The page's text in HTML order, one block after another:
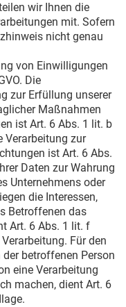
wir Ihnen die
mit. Sofern
nicht genau
von Einwilligungen
Die
zur Erfüllung unserer
Maßnahmen
ist Art. 6 Abs. 1 lit. b
Verarbeitung zur
ist Art. 6 Abs.
Daten zur Wahrung
Unternehmens oder
die Interessen,
Betroffenen das
Art. 6 Abs. 1 lit. f
Für den
betroffenen Person
eine Verarbeitung
machen, dient Art. 6